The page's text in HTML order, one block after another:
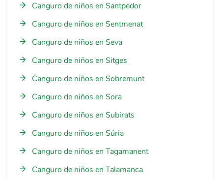
Canguro de niños en Santpedor
Canguro de niños en Sentmenat
Canguro de niños en Seva
Canguro de niños en Sitges
Canguro de niños en Sobremunt
Canguro de niños en Sora
Canguro de niños en Subirats
Canguro de niños en Súria
Canguro de niños en Tagamanent
Canguro de niños en Talamanca